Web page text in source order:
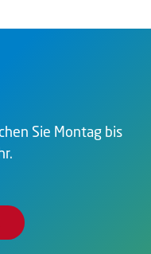
Sie Montag bis